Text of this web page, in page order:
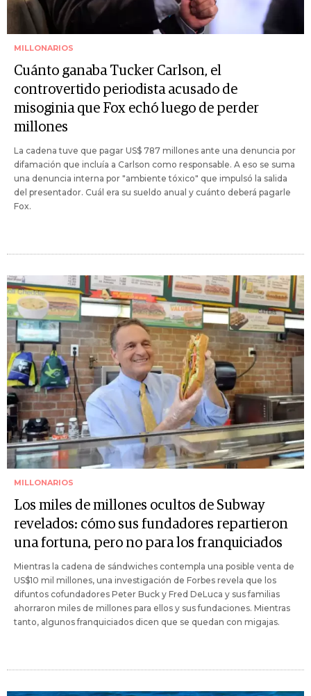
MILLONARIOS
Cuánto ganaba Tucker Carlson, el
controvertido periodista acusado de
misoginia que Fox echó luego de perder
millones
La cadena tuve que pagar US$ 787 millones ante una denuncia por
difamación que incluía a Carlson como responsable. A eso se suma
una denuncia interna por "ambiente tóxico" que impulsó la salida
del presentador. Cuál era su sueldo anual y cuánto deberá pagarle
Fox.
MILLONARIOS
Los miles de millones ocultos de Subway
revelados: cómo sus fundadores repartieron
una fortuna, pero no para los franquiciados
Mientras la cadena de sándwiches contempla una posible venta de
US$10 mil millones, una investigación de Forbes revela que los
difuntos cofundadores Peter Buck y Fred DeLuca y sus familias
ahorraron miles de millones para ellos y sus fundaciones. Mientras
tanto, algunos franquiciados dicen que se quedan con migajas.